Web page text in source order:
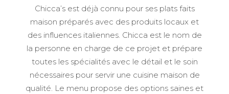
Chicca’s est déjà connu pour ses plats faits
maison préparés avec des produits locaux et
des influences italiennes. Chicca est le nom de
la personne en charge de ce projet et prépare
toutes les spécialités avec le détail et le soin
nécessaires pour servir une cuisine maison de
qualité. Le menu propose des options saines et